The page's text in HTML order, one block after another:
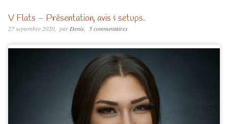
V Flats – Présentation, avis & setups.
27 septembre 2020 par Denis 5 commentaires